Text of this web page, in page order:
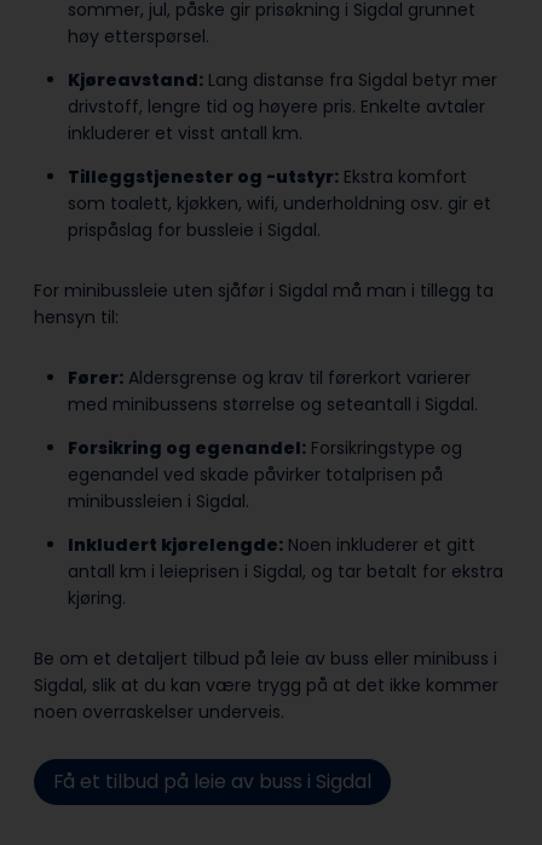
sommer, jul, påske gir prisøkning i Sigdal grunnet
høy etterspørsel.
Kjøreavstand: Lang distanse fra Sigdal betyr mer
drivstoff, lengre tid og høyere pris. Enkelte avtaler
inkluderer et visst antall km.
Tilleggstjenester og -utstyr: Ekstra komfort
som toalett, kjøkken, wifi, underholdning osv. gir et
prispåslag for bussleie i Sigdal.
For minibussleie uten sjåfør i Sigdal må man i tillegg ta
hensyn til:
Fører: Aldersgrense og krav til førerkort varierer
med minibussens størrelse og seteantall i Sigdal.
Forsikring og egenandel: Forsikringstype og
egenandel ved skade påvirker totalprisen på
minibussleien i Sigdal.
Inkludert kjørelengde: Noen inkluderer et gitt
antall km i leieprisen i Sigdal, og tar betalt for ekstra
kjøring.
Be om et detaljert tilbud på leie av buss eller minibuss i
Sigdal, slik at du kan være trygg på at det ikke kommer
noen overraskelser underveis.
Få et tilbud på leie av buss i Sigdal